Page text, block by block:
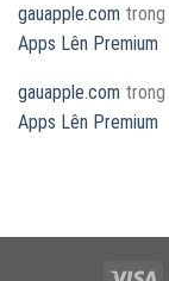
gauapple.com trong
Apps Lên Premium
gauapple.com trong
Apps Lên Premium